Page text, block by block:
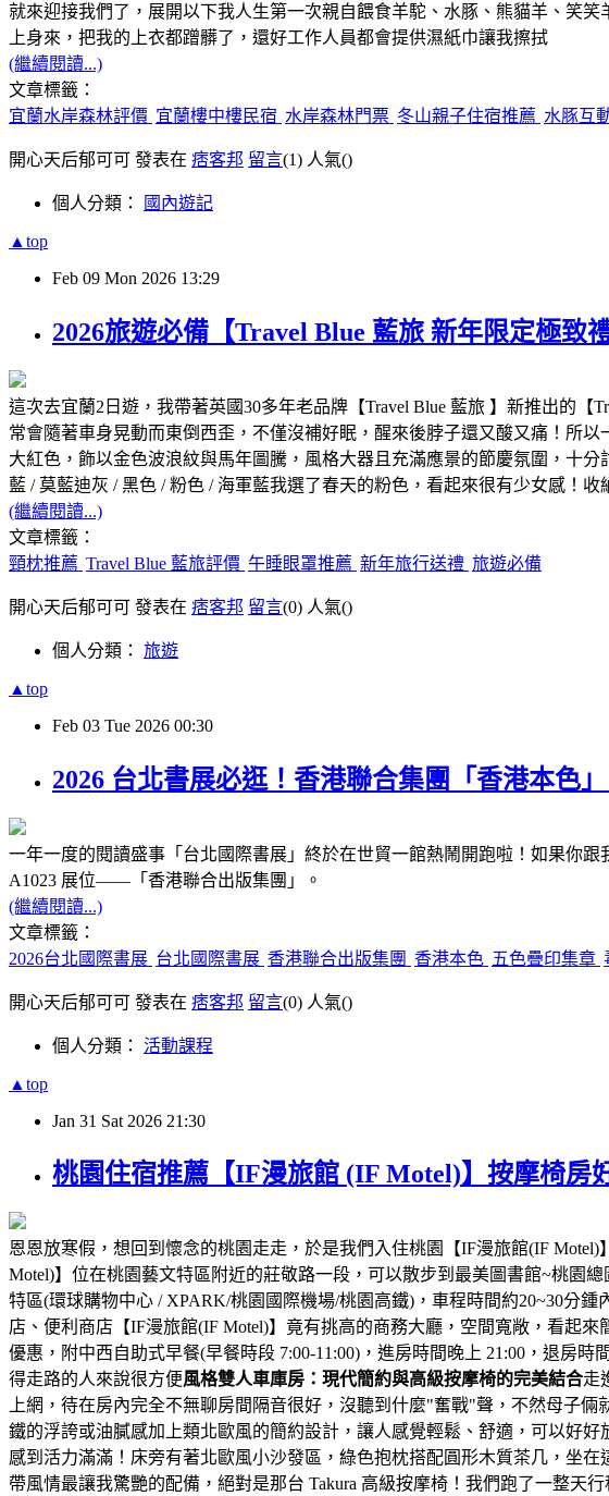
就來迎接我們了，展開以下我人生第一次親自餵食羊駝、水豚、熊貓羊、笑
上身來，把我的上衣都蹭髒了，還好工作人員都會提供濕紙巾讓我擦拭
(繼續閱讀...)
文章標籤：
宜蘭水岸森林評價 宜蘭樓中樓民宿 水岸森林門票 冬山親子住宿推薦 水豚互
開心天后郁可可 發表在 痞客邦 留言(1) 人氣()
個人分類： 國內遊記
▲top
Feb 09 Mon 2026 13:29
2026旅遊必備【Travel Blue 藍旅 新年限定極致
這次去宜蘭2日遊，我帶著英國30多年老品牌【Travel Blue 藍旅 】新推出的
常會隨著車身晃動而東倒西歪，不僅沒補好眠，醒來後脖子還又酸又痛！所
大紅色，飾以金色波浪紋與馬年圖騰，風格大器且充滿應景的節慶氛圍，十
藍 / 莫藍迪灰 / 黑色 / 粉色 / 海軍藍我選了春天的粉色，看起來很有少女感！
(繼續閱讀...)
文章標籤：
頸枕推薦 Travel Blue 藍旅評價 午睡眼罩推薦 新年旅行送禮 旅遊必備
開心天后郁可可 發表在 痞客邦 留言(0) 人氣()
個人分類： 旅遊
▲top
Feb 03 Tue 2026 00:30
2026 台北書展必逛！香港聯合集團「香港本色
一年一度的閱讀盛事「台北國際書展」終於在世貿一館熱鬧開跑啦！如果你
A1023 展位—— 「香港聯合出版集團」
。
(繼續閱讀...)
文章標籤：
2026台北國際書展 台北國際書展 香港聯合出版集團 香港本色 五色疊印集章
開心天后郁可可 發表在 痞客邦 留言(0) 人氣()
個人分類： 活動課程
▲top
Jan 31 Sat 2026 21:30
桃園住宿推薦【IF漫旅館 (IF Motel)】按摩椅房
恩恩放寒假，想回到懷念的桃園走走，於是我們入住桃園【IF漫旅館(IF Motel)
Motel)】位在桃園藝文特區附近的莊敬路一段，可以散步到最美圖書館~桃園
特區(環球購物中心 / XPARK/桃園國際機場/桃園高鐵)，車程時間約20~30分鍾
店、便利商店 【IF漫旅館(IF Motel)】竟有挑高的商務大廳，空間寬敞，看起
優惠，附中西自助式早餐(早餐時段 7:00-11:00)，進房時間晚上 21:00，退房時
得走路的人來說很方便風格雙人車庫房：現代簡約與高級按摩椅的完美結合走
上網，待在房內完全不無聊房間隔音很好，沒聽到什麼"奮戰"聲，不然母子倆
鐵的浮誇或油膩感加上類北歐風的簡約設計，讓人感覺輕鬆、舒適，可以好好
感到活力滿滿！ 床旁有著北歐風小沙發區，綠色抱枕搭配圓形木質茶几，坐
帶風情最讓我驚艷的配備，絕對是那台 Takura 高級按摩椅！ 我們跑了一整天